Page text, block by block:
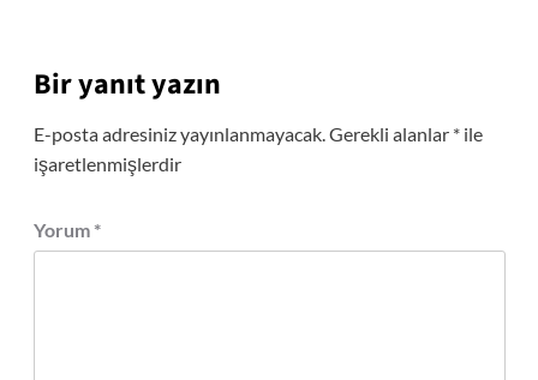
Bir yanıt yazın
E-posta adresiniz yayınlanmayacak.Gerekli alanlar *ile
işaretlenmişlerdir
Yorum *